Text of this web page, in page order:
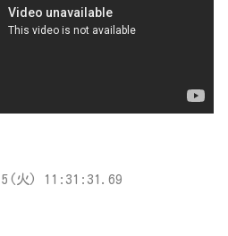
火) 11:31:31.69